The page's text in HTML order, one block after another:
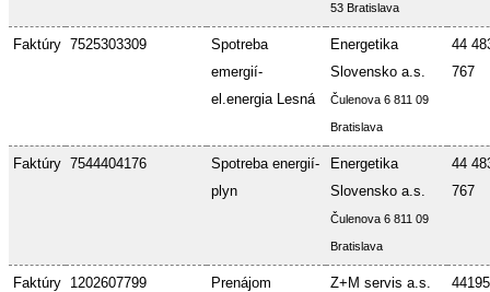
53 Bratislava
Faktúry 7525303309
Spotreba
emergií-
el.energia Lesná
Energetika
Slovensko a.s.
Čulenova 6 811 09
Bratislava
44
767
Faktúry 7544404176
Spotreba energií-
plyn
Energetika
Slovensko a.s.
Čulenova 6 811 09
Bratislava
44
767
Faktúry 1202607799
Prenájom
Z+M servis a.s.